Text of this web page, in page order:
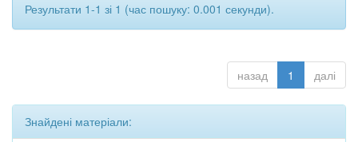
Результати 1-1 зі 1 (час пошуку: 0.001 секунди).
назад 1 далі
Знайдені матеріали: